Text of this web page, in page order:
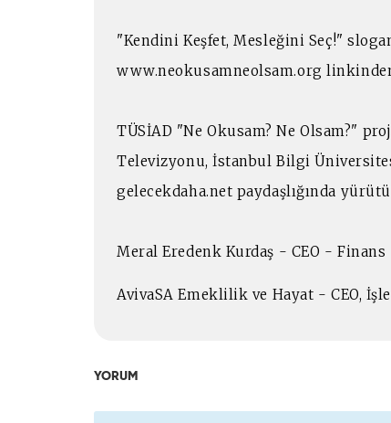
"Kendini Keşfet, Mesleğini Seç!"
www.neokusamneolsam.org
TÜSİAD "Ne Okusam? Ne Olsam?"
Televizyonu, İstanbul Bilgi
gelecekdaha.net paydaşlığında
Meral Eredenk Kurdaş - CEO - Finans
AvivaSA Emeklilik ve Hayat - CEO,
YORUM